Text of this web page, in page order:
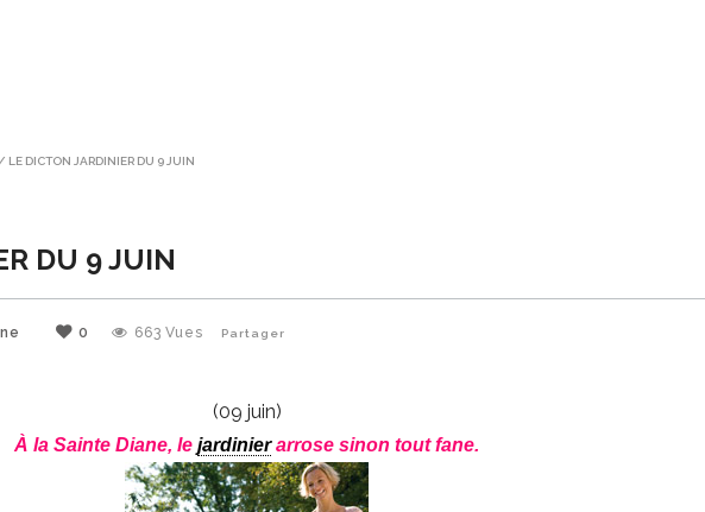
/ LE DICTON JARDINIER DU 9 JUIN
DU 9 JUIN
0 663 Vues Partager
(09 juin)
À la Sainte Diane, lejardinierarrose sinon tout fane.